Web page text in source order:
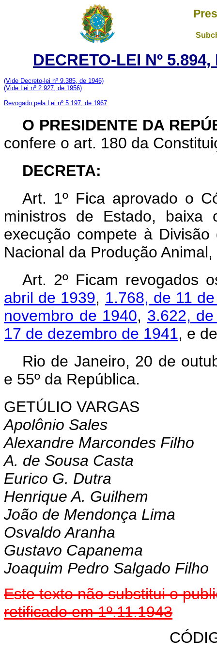
DECRETO-LEI Nº
(Vide Decreto-lei nº 9.385, de 1946)
(Vide Lei nº 2.927, de 1956)
Revogado pela Lei nº 5.197, de 1967
O PRESIDENTE DA
confere o art. 180 da
DECRETA:
Art. 1º Fica aprovado o
ministros de Estado, baixa
execução compete à
Nacional da Produção
Art. 2º Ficam revogados
abril de 1939, 1.768, de 11
novembro de 1940, 3.622,
17 de dezembro de 1941, e
Rio de Janeiro, 20 de
e 55º da República.
GETÚLIO VARGAS
Apolônio Sales
Alexandre Marcondes Filho
A. de Sousa Casta
Eurico G. Dutra
Henrique A. Guilhem
João de Mendonça Lima
Osvaldo Aranha
Gustavo Capanema
Joaquim Pedro Salgado Filho
Este texto não substitui o
retificado em 1º.11.1943